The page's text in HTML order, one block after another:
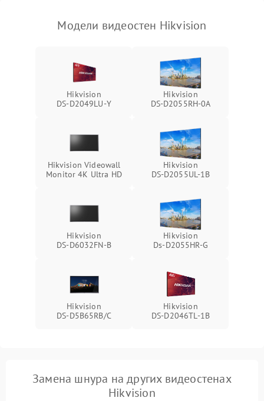
Модели видеостен Hikvision
Hikvision
DS‑D2049LU‑Y
Hikvision
DS‑D2055RH‑0A
Hikvision Videowall
Monitor 4K Ultra HD
Hikvision
DS‑D2055UL‑1B
Hikvision
DS‑D6032FN‑B
Hikvision
Ds‑D2055HR‑G
Hikvision
DS‑D5B65RB/C
Hikvision
DS‑D2046TL‑1B
Замена шнура на других видеостенах
Hikvision